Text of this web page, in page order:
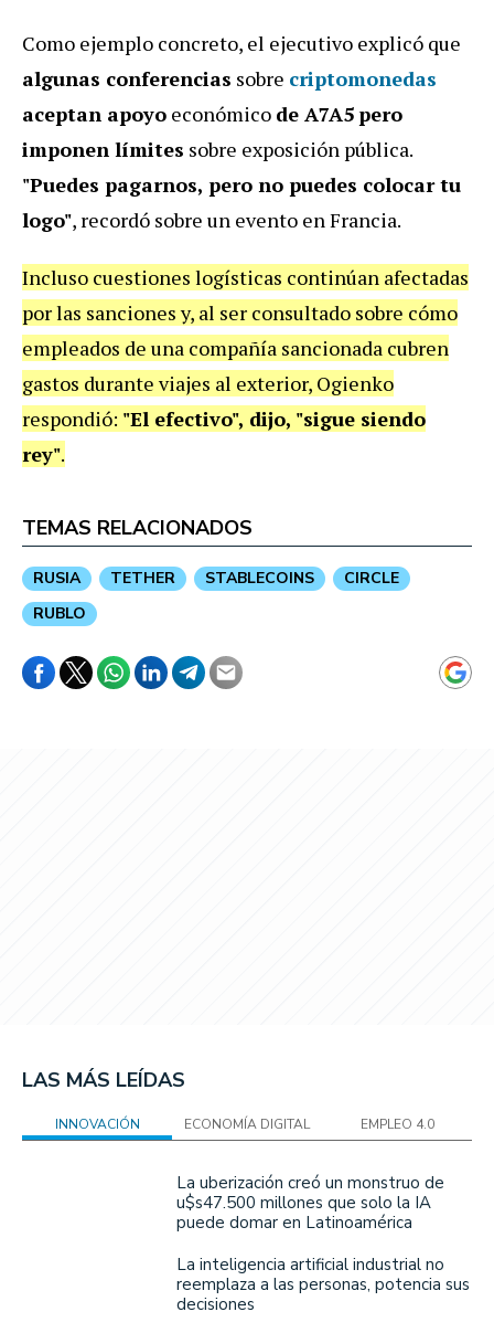
Como ejemplo concreto, el ejecutivo explicó que
algunas conferencias sobre criptomonedas
aceptan apoyo económico de A7A5pero
imponen límites sobre exposición pública.
"Puedes pagarnos, pero no puedes colocar tu
logo", recordó sobre un evento en Francia.
Incluso cuestiones logísticas continúan afectadas
por las sanciones y, al ser consultado sobre cómo
empleados de una compañía sancionada cubren
gastos durante viajes al exterior, Ogienko
respondió: "El efectivo", dijo, "sigue siendo
rey".
TEMAS RELACIONADOS
RUSIA TETHER STABLECOINS
CIRCLE
RUBLO
LAS MÁS LEÍDAS
INNOVACIÓN ECONOMÍA DIGITAL EMPLEO 4.0
La uberización creó un monstruo de
u$s47.500 millones que solo la IA
puede domar en Latinoamérica
La inteligencia artificial industrial no
reemplaza a las personas, potencia sus
decisiones